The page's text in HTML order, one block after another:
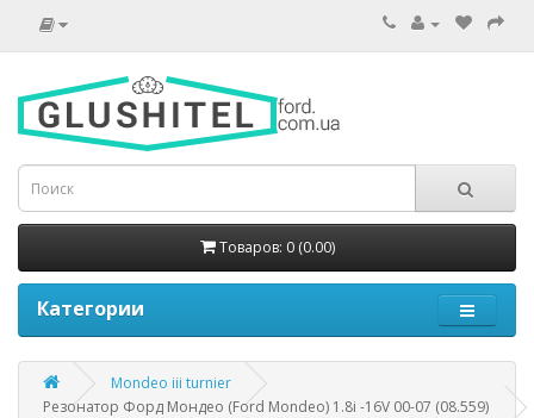
Товаров: 0 (0.00)
Категории
Mondeo iii turnier
Резонатор Форд Мондео (Ford Mondeo) 1.8i -16V 00-07 (08.559)